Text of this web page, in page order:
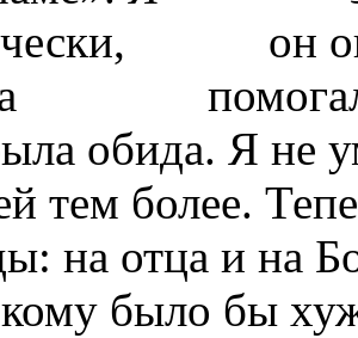
он
обида. Я не
тем более.
на отца и на
кому было